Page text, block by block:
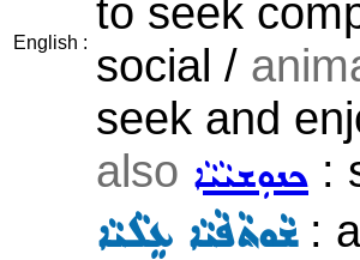
English :
to seek
social /
seek and
also ܟܢܘܼܫܝܵܝܵܐ :
ܫܵܘܬܵܦܵܝܵܐ ܥܸܠܵܝܵܐ: a